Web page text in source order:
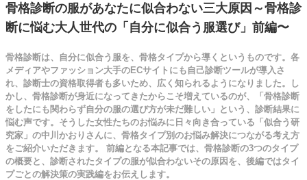
骨格診断の服があなたに似合わない三大原因～骨格診
断に悩む大人世代の「自分に似合う服選び」前編〜
骨格診断は、自分に似合う服を、骨格タイプから導くというものです。各
メディアやファッション大手のECサイトにも自己診断ツールが導入さ
れ、診断士の資格取得者も多いため、広く知られるようになりました。し
かし、骨格診断が身近になってきたからこそ増えているのが、「骨格診断
をしたにも関わらず自分の服の選び方が未だ難しい」という、診断結果に
悩む声です。そうした女性たちのお悩みに日々向き合っている「似合う研
究家」の中川かおりさんに、骨格タイプ別のお悩み解決につながる考え方
をご紹介いただきます。 前編となる本記事では、骨格診断の3つのタイプ
の概要と、診断されたタイプの服が似合わないその原因を、後編ではタイ
プごとの解決策の実践編をお伝えします。